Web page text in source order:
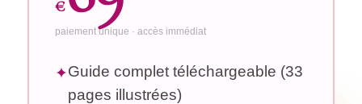
€
paiement unique · accès immédiat
✦Guide complet téléchargeable (33
pages illustrées)